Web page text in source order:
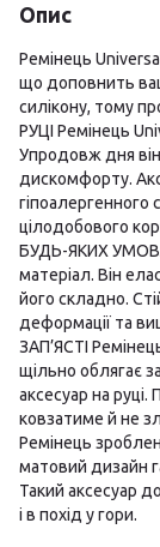
Опис
Ремінець
що доповнить
силікону, тому
РУЦІ Ремінець
Упродовж дня він
дискомфорту.
гіпоалергенного
цілодобового
БУДЬ-ЯКИХ
матеріал. Він
його складно.
деформації та
ЗАП’ЯСТІ
щільно облягає
аксесуар на
ковзатиме й не
Ремінець
матовий дизайн
Такий аксесуар
і в похід у гори.